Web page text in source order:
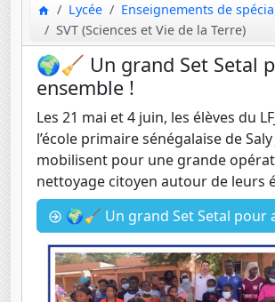
Lycée
Enseignements de
SVT (Sciences et Vie de la Terre)
🌍🧹 Un grand Set Setal
ensemble !
Les 21 mai et 4 juin, les élèves du
l’école primaire sénégalaise de
mobilisent pour une grande
nettoyage citoyen autour de
🌍🧹 Un grand Set Setal pour agir